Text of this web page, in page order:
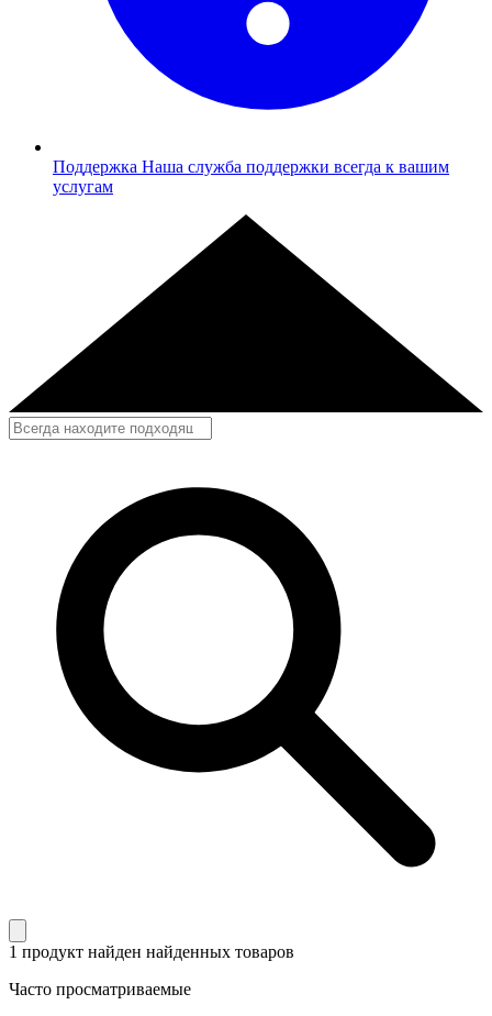
Поддержка Наша служба поддержки всегда к вашим
услугам
1 продукт найден найденных товаров
Часто просматриваемые